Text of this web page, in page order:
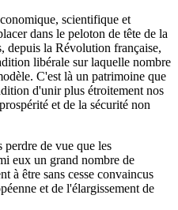
scientifique et
dans le peloton de tête de la
depuis la Révolution française,
libérale sur laquelle nombre
C'est là un patrimoine que
d'unir plus étroitement nos
et de la sécurité non
perdre de vue que les
eux un grand nombre de
à être sans cesse convaincus
et de l'élargissement de